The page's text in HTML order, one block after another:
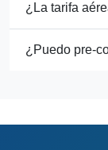
¿La tarifa
¿Puedo pre-